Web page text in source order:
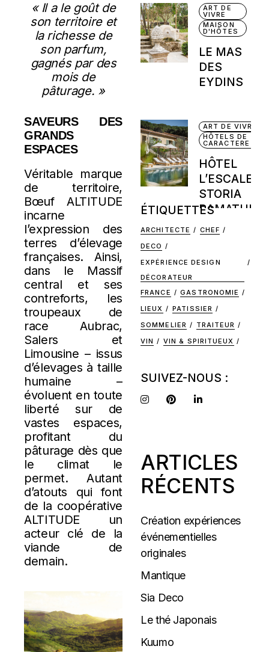
« Il a le goût de
son territoire et
la richesse de
son parfum,
gagnés par des
mois de
pâturage. »
SAVEURS DES
GRANDS
ESPACES
Véritable marque
de territoire,
Bœuf ALTITUDE
incarne
l’expression des
terres d’élevage
françaises. Ainsi,
dans le Massif
central et ses
contreforts, les
troupeaux de
race Aubrac,
Salers et
Limousine – issus
d’élevages à taille
humaine –
évoluent en toute
liberté sur de
vastes espaces,
profitant du
pâturage dès que
le climat le
permet. Autant
d’atouts qui font
de la coopérative
ALTITUDE un
acteur clé de la
viande de
demain.
ART DE
VIVRE
MAISON
D'HÔTES
LE MAS
DES
EYDINS
ART DE VIVRE
HÔTELS DE
CARACTERE
HÔTEL
L’ESCALET –
STORIA
ÉTIQUETTES
ARCHITECTE
CHEF
DECO
EXPÉRIENCE DESIGN
DÉCORATEUR
FRANCE
GASTRONOMIE
LIEUX
PATISSIER
SOMMELIER
TRAITEUR
VIN
VIN & SPIRITUEUX
SUIVEZ-NOUS :
ARTICLES
RÉCENTS
Création expériences
événementielles
originales
Mantique
Sia Deco
Le thé Japonais
Kuumo